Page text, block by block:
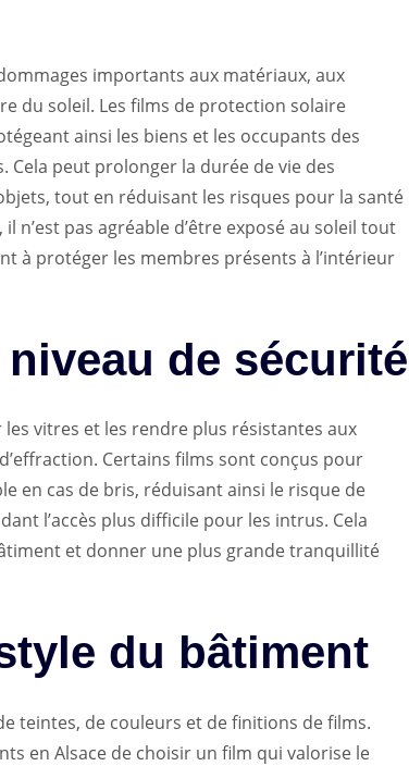
importants aux matériaux, aux
du soleil. Les films de protection solaire
ainsi les biens et les occupants des
Cela peut prolonger la durée de vie des
tout en réduisant les risques pour la santé
n’est pas agréable d’être exposé au soleil tout
à protéger les membres présents à l’intérieur
de sécurité
vitres et les rendre plus résistantes aux
Certains films sont conçus pour
en cas de bris, réduisant ainsi le risque de
l’accès plus difficile pour les intrus. Cela
et donner une plus grande tranquillité
du bâtiment
teintes, de couleurs et de finitions de films.
en Alsace de choisir un film qui valorise le